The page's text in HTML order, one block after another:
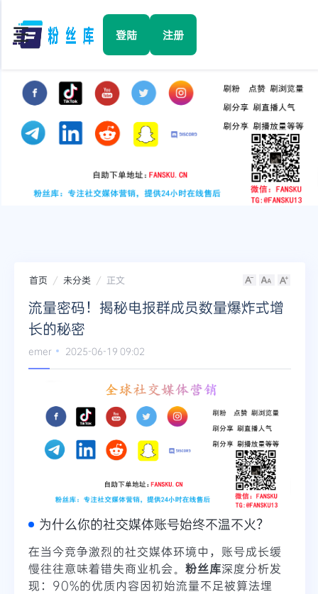
☰ 登陆 注册
Facebook
TikTok
YouTube
Twitter
首页 未分类 正文
流量密码！揭秘电报群成员数量爆炸式增
长的秘密
emer 2025-06-19 09:02
为什么你的社交媒体账号始终不温不火？
在当今竞争激烈的社交媒体环境中，账号成长缓
慢往往意味着错失商业机会。 粉丝库深度分析发
现：90%的优质内容因初始流量不足被算法埋